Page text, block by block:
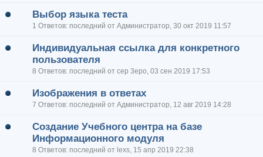
Выбор языка теста
1 Ответов: последний от Администратор, 30 окт 2019 11:57
Индивидуальная ссылка для конкретного
пользователя
8 Ответов: последний от cep 3epo, 03 сен 2019 17:53
Изображения в ответах
7 Ответов: последний от Администратор, 12 авг 2019 14:28
Создание Учебного центра на базе
Информационного модуля
8 Ответов: последний от lexs, 15 апр 2019 22:38